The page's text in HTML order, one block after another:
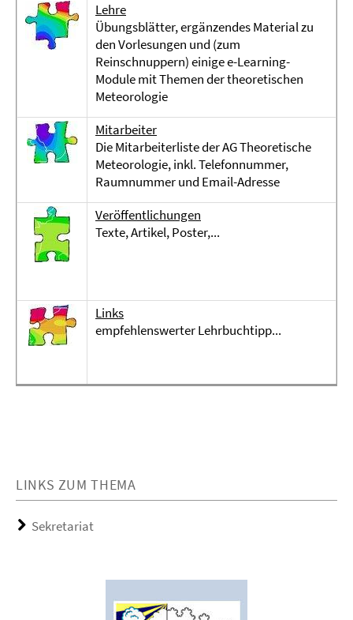
Lehre
Übungsblätter, ergänzendes Material zu
den Vorlesungen und (zum
Reinschnuppern) einige e-Learning-
Module mit Themen der theoretischen
Meteorologie
Mitarbeiter
Die Mitarbeiterliste der AG Theoretische
Meteorologie, inkl. Telefonnummer,
Raumnummer und Email-Adresse
Veröffentlichungen
Texte, Artikel, Poster,...
Links
empfehlenswerter Lehrbuchtipp...
LINKS ZUM THEMA
Sekretariat